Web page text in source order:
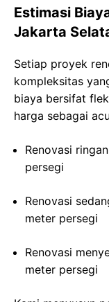
Estimasi
Jakarta
Setiap proyek
kompleksitas
biaya bersifat
harga sebagai
Renovasi
persegi
Renovasi
meter persegi
Renovasi
meter persegi